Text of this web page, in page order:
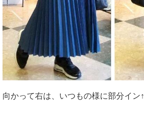
向かって右は、いつもの様に部分イン↑